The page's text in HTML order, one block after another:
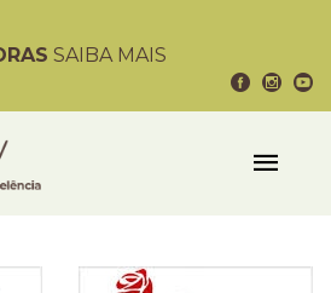
SAIBA MAIS